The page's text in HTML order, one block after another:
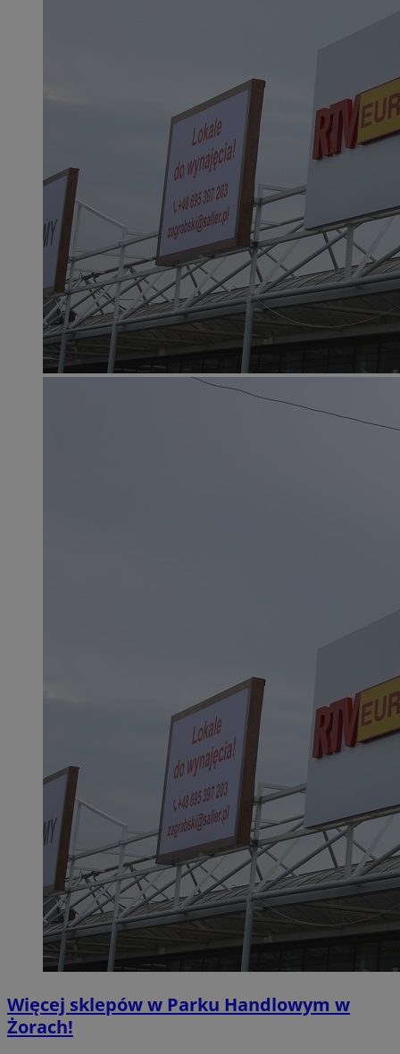
Więcej sklepów w Parku Handlowym w
Żorach!